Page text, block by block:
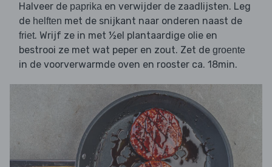
Halveer de paprika en verwijder de zaadlijsten. Leg
de helften met de snijkant naar onderen naast de
friet. Wrijf ze in met ½el plantaardige olie en
bestrooi ze met wat peper en zout. Zet de groente
in de voorverwarmde oven en rooster ca. 18min.